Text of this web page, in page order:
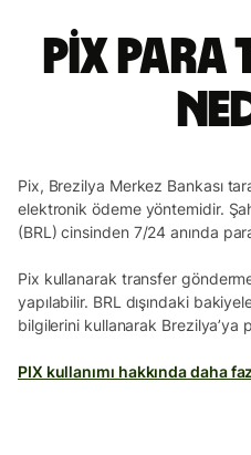
Pix
Pix, Brezilya Merkez Bankası
elektronik ödeme yöntemidir.
(BRL) cinsinden 7/24 anında
Pix kullanarak transfer
yapılabilir. BRL dışındaki
bilgilerini kullanarak Brezilya’ya
PIX kullanımı hakkında daha